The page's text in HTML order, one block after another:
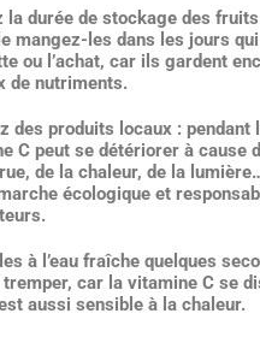
la durée de stockage des
mangez-les dans les jours
ou l’achat, car ils gardent
de nutriments.
des produits locaux : pendant
C peut se détériorer à cause
de la chaleur, de la
écologique et
à l’eau fraîche quelques
tremper, car la vitamine C se
aussi sensible à la chaleur.